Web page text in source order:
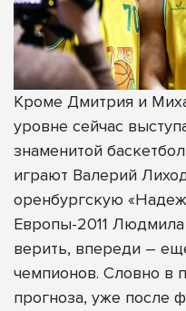
Кроме Дмитрия и
уровне сейчас
знаменитой
играют Валерий
оренбургскую
Европы-2011 Людмила
верить, впереди –
чемпионов. Словно в
прогноза, уже после